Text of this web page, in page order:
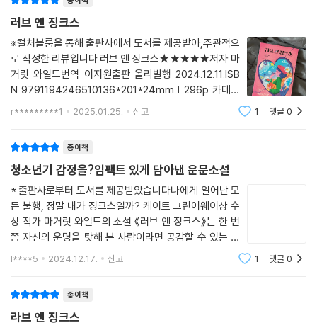
러브 앤 징크스
※컬처블룸을 통해 출판사에서 도서를 제공받아,주관적으
로 작성한 리뷰입니다.러브 앤 징크스★★★★★저자 마
거릿 와일드번역 이지원출판 올리발행 2024.12.11.ISB
N 9791194246510136*201*24mm | 296p 카테고
리 청소년 문학러브 앤 징크스글쓴이마거릿 와일드 저/이
r*********1 2025.01.25. 신고 1 댓글0
종이책
청소년기 감정을?임팩트 있게 담아낸 운문소설
* 출판사로부터 도서를 제공받았습니다나에게 일어난 모
든 불행, 정말 내가 징크스일까? 케이트 그린어웨이상 수
상 작가 마거릿 와일드의 소설 《러브 앤 징크스》는 한 번
쯤 자신의 운명을 탓해 본 사람이라면 공감할 수 있는 이
야기입니다. 주인공 젠은 자신의 주변에서 일어난 일련의
l****5 2024.12.17. 신고 1 댓글0
종이책
라브 앤 징크스